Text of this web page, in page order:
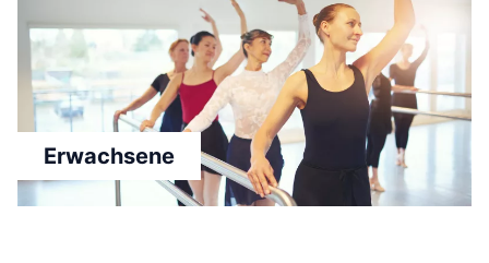
Erwachsene